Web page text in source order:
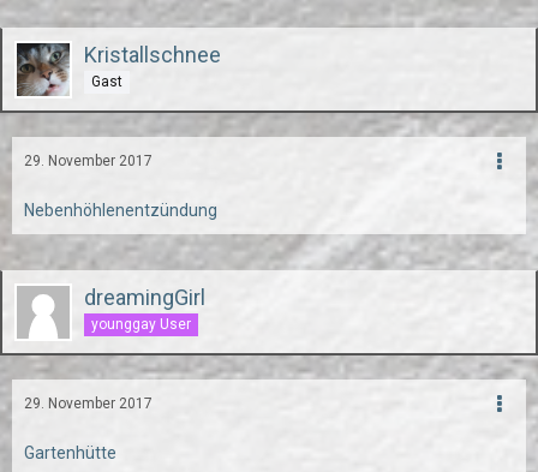
Kristallschnee
Gast
29. November 2017
Nebenhöhlenentzündung
dreamingGirl
younggay User
29. November 2017
Gartenhütte